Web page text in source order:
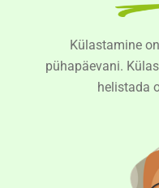
Külastamine
pühapäevani.
helistada